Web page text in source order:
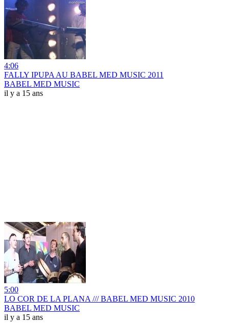
4:06
FALLY IPUPA AU BABEL MED MUSIC 2011
BABEL MED MUSIC
il y a 15 ans
5:00
LO COR DE LA PLANA /// BABEL MED MUSIC 2010
BABEL MED MUSIC
il y a 15 ans